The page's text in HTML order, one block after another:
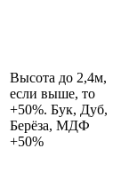
Высота до 2,4м,
если выше, то
+50%. Бук, Дуб,
Берёза, МДФ
+50%